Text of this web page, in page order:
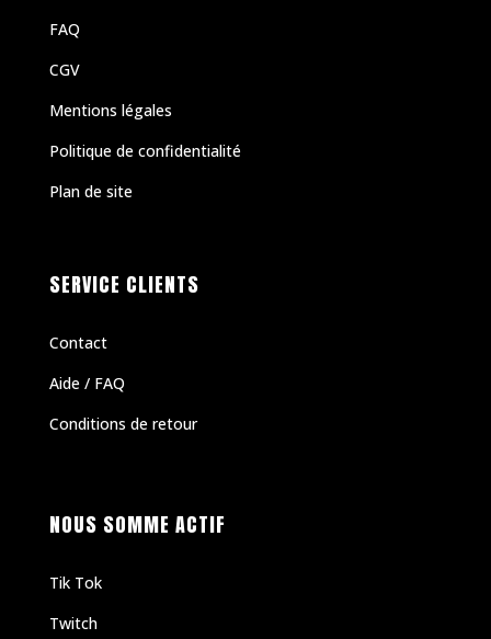
FAQ
CGV
Mentions légales
Politique de confidentialité
Plan de site
SERVICE CLIENTS
Contact
Aide / FAQ
Conditions de retour
NOUS SOMME ACTIF
Tik Tok
Twitch